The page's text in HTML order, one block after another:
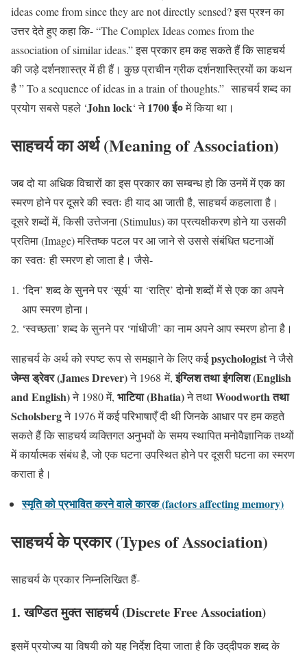
ideas come from since they are not directly sensed? इस प्रश्न का
उत्तर देते हुए कहा कि- “The Complex Ideas comes from the
association of similar ideas.” इस प्रकार हम कह सकते हैं कि साहचर्य
की जड़े दर्शनशास्त्र में ही हैं। कुछ प्राचीन ग्रीक दर्शनशास्त्रियों का कथन
है ” To a sequence of ideas in a train of thoughts.”साहचर्य शब्द का
प्रयोगसबसे पहले ‘John lock‘ ने1700 ई०में किया था।
साहचर्य का अर्थ (Meaning of Association)
जब दो या अधिक विचारों का इस प्रकार का सम्बन्ध हो कि उनमें में एक का
स्मरण होने पर दूसरे कीस्वतः ही याद आ जाती है, साहचर्य कहलाता है।
दूसरे शब्दों में, किसी उत्तेजना (Stimulus) का प्रत्यक्षीकरण होने या उसकी
प्रतिमा (Image) मस्तिष्क पटल पर आ जाने से उससे संबंधित घटनाओं
कास्वतः ही स्मरण हो जाता है। जैसे-
‘दिन’ शब्द के सुनने पर ‘सूर्य’ या ‘रात्रि’ दोनो शब्दों में से एक का अपने
आप स्मरण होना।
‘स्वच्छता’ शब्द के सुनने पर ‘गांधीजी’ का नाम अपने आप स्मरण होना है।
साहचर्य के अर्थ को स्पष्ट रूप से समझाने के लिए कईpsychologistने जैसे
जेम्स ड्रेवर (James Drever)ने 1968 में,इंग्लिश तथा इंगलिश (English
and English)ने 1980 में, भाटिया (Bhatia)ने तथाWoodworth तथा
Scholsbergने 1976 में कई परिभाषाएँ दी थी जिनके आधार पर हम कहते
सकते हैं कि साहचर्य व्यक्तिगत अनुभवों केसमय स्थापित मनोवैज्ञानिक तथ्यों
में कार्यात्मक संबंध है, जो एक घटना उपस्थित होने पर दूसरी घटना का स्मरण
कराता है।
स्मृति को प्रभावित करने वाले कारक (factors affecting memory)
साहचर्य के प्रकार (Types of Association)
साहचर्य के प्रकार निम्नलिखित हैं-
1. खण्डित मुक्त साहचर्य (Discrete Free Association)
इसमें प्रयोज्य या विषयी को यह निर्देश दिया जाता है कि उद्‌दीपक शब्द के